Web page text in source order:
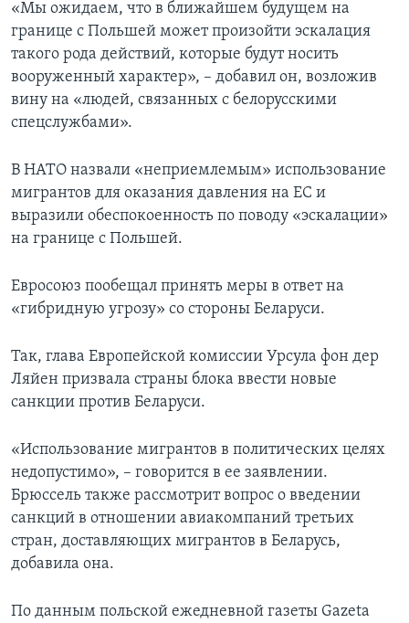
«Мы ожидаем, что в ближайшем будущем на
границе с Польшей может произойти эскалация
такого рода действий, которые будут носить
вооруженный характер», – добавил он, возложив
вину на «людей, связанных с белорусскими
спецслужбами».
В НАТО назвали «неприемлемым» использование
мигрантов для оказания давления на ЕС и
выразили обеспокоенность по поводу «эскалации»
на границе с Польшей.
Евросоюз пообещал принять меры в ответ на
«гибридную угрозу» со стороны Беларуси.
Так, глава Европейской комиссии Урсула фон дер
Ляйен призвала страны блока ввести новые
санкции против Беларуси.
«Использование мигрантов в политических целях
недопустимо», – говорится в ее заявлении.
Брюссель также рассмотрит вопрос о введении
санкций в отношении авиакомпаний третьих
стран, доставляющих мигрантов в Беларусь,
добавила она.
По данным польской ежедневной газеты Gazeta